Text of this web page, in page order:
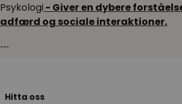
Psykologi - Giver en dybere
adfærd og sociale interaktioner.
```
Hitta oss